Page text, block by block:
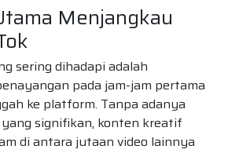
Menjangkau
sering dihadapi adalah
pada jam-jam pertama
ke platform. Tanpa adanya
signifikan, konten kreatif
di antara jutaan video lainnya